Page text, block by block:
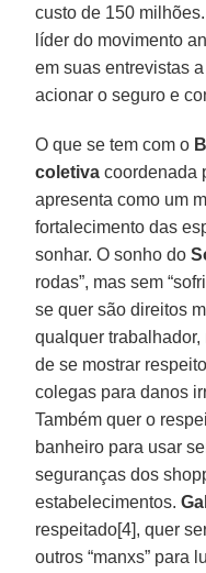
custo de 150
líder do movimento
em suas entrevistas
acionar o seguro e
O que se tem com o
coletiva coordenada
apresenta como um
fortalecimento das
sonhar. O sonho do
rodas”, mas sem
se quer são direitos
qualquer
de se mostrar
colegas para danos
Também quer o
banheiro para usar
seguranças dos
estabelecimentos.
respeitado[4], quer
outros “manxs” para